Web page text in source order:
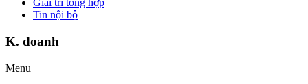
Giải trí tổng hợp
Tin nội bộ
K. doanh
Menu